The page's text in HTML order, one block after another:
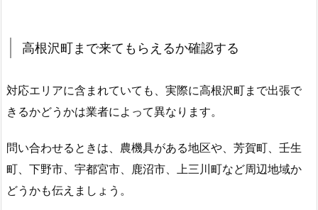
高根沢町まで来てもらえるか確認する
対応エリアに含まれていても、実際に高根沢町まで出張で
きるかどうかは業者によって異なります。
問い合わせるときは、農機具がある地区や、芳賀町、壬生
町、下野市、宇都宮市、鹿沼市、上三川町など周辺地域か
どうかも伝えましょう。